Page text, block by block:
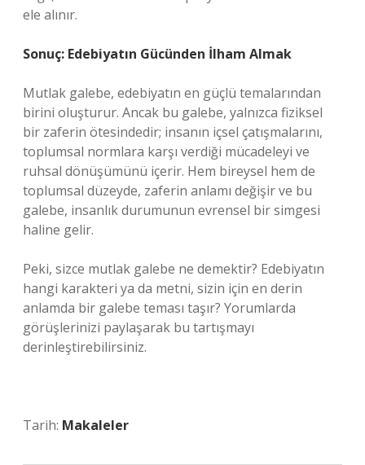
ele alınır.
Sonuç: Edebiyatın Gücünden İlham Almak
Mutlak galebe, edebiyatın en güçlü temalarından
birini oluşturur. Ancak bu galebe, yalnızca fiziksel
bir zaferin ötesindedir; insanın içsel çatışmalarını,
toplumsal normlara karşı verdiği mücadeleyi ve
ruhsal dönüşümünü içerir. Hem bireysel hem de
toplumsal düzeyde, zaferin anlamı değişir ve bu
galebe, insanlık durumunun evrensel bir simgesi
haline gelir.
Peki, sizce mutlak galebe ne demektir? Edebiyatın
hangi karakteri ya da metni, sizin için en derin
anlamda bir galebe teması taşır? Yorumlarda
görüşlerinizi paylaşarak bu tartışmayı
derinleştirebilirsiniz.
Tarih: Makaleler